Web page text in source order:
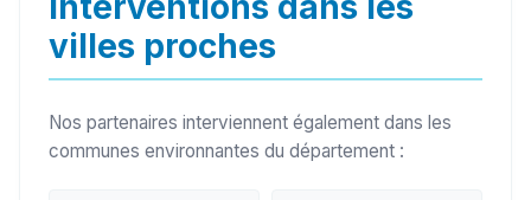
villes proches
Nos partenaires interviennent également dans les
communes environnantes du département :